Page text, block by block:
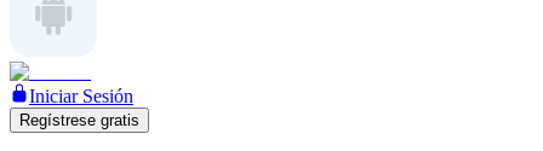
Iniciar Sesión
Regístrese gratis